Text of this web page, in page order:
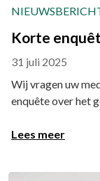
Korte
31 juli 2025
Wij vragen uw
enquête over het
Lees meer